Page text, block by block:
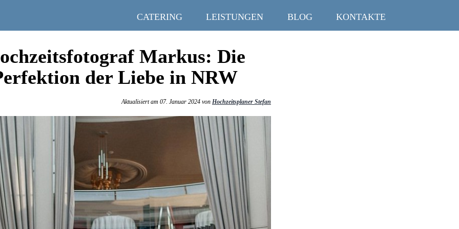
CATERING LEISTUNGEN BLOG KONTAKTE
Markus: Die
der Liebe in NRW
Aktualisiert am 07. Januar 2024 von Hochzeitsplaner Stefan